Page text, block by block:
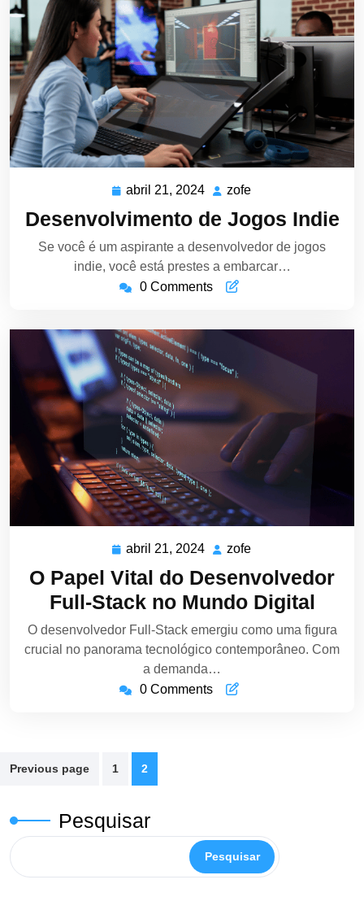
abril 21, 2024 abril
21,
2024
zofe
Desenvolvimento de Jogos Indie
Se você é um aspirante a desenvolvedor de jogos
indie, você está prestes a embarcar…
0 Comments
abril 21, 2024 abril
2024
zofe
O Papel Vital do Desenvolvedor
Full-Stack no Mundo Digital
O desenvolvedor Full-Stack emergiu como uma figura
crucial no panorama tecnológico contemporâneo. Com
a demanda…
0 Comments
Paginação
posts
Previous page 1 2
Pesquisar
Pesquisar